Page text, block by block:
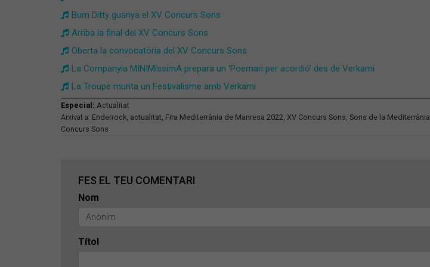
Bum Ditty guanya el XV Concurs Sons
Arriba la final del XV Concurs Sons
Oberta la convocatòria del XV Concurs Sons
La Companyia MINIMíssimA prepara un ‘Poemari per acordió’ des de Verkami
La Troupe munta un Festivalisme amb Verkami
Especial: Actualitat
Arxivat a: Enderrock, actualitat, Fira Mediterrània de Manresa 2022, XV Concurs Sons, Sons de la Mediterrània
Concurs Sons
FES EL TEU COMENTARI
Nom
Títol